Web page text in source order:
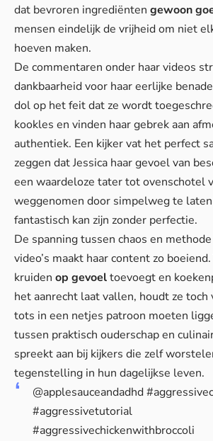
dat bevroren ingrediënten gewoon
mensen eindelijk de vrijheid om niet
hoeven maken.
De commentaren onder haar videos
dankbaarheid voor haar eerlijke
dol op het feit dat ze wordt
kookles en vinden haar gebrek aan
authentiek. Een kijker vat het perfect
zeggen dat Jessica haar gevoel van
een waardeloze tater tot ovenschotel
weggenomen door simpelweg te
fantastisch kan zijn zonder perfectie.
De spanning tussen chaos en methode
video’s maakt haar content zo
kruiden op gevoeltoevoegt en
het aanrecht laat vallen, houdt ze
tots in een netjes patroon moeten
tussen praktisch ouderschap en
spreekt aan bij kijkers die zelf
tegenstelling in hun dagelijkse leven.
@applesauceandadhd
#aggressivetutorial
#aggressivechickenwithbroccoli